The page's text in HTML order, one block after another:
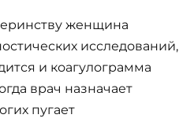
женщина
исследований,
и коагулограмма
врач назначает
пугает